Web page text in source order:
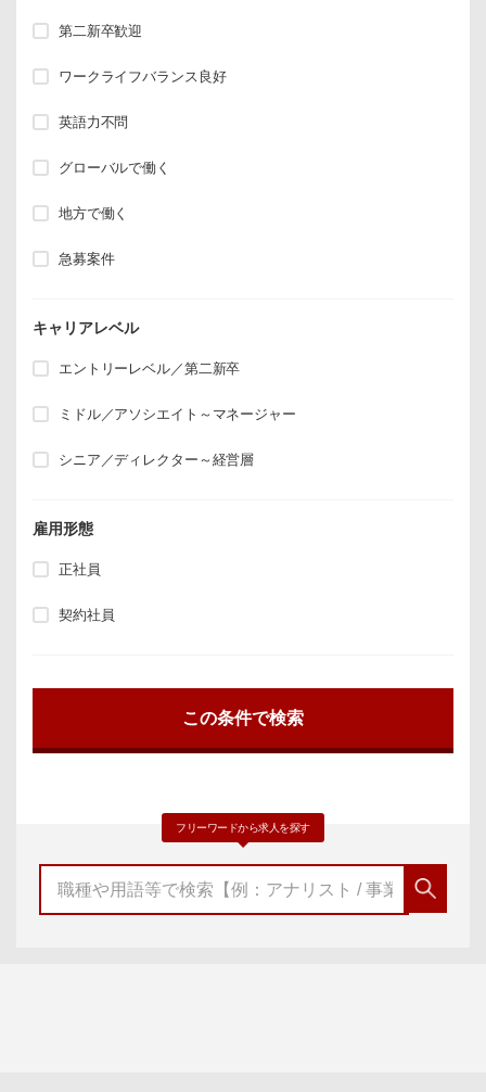
第二新卒歓迎
ワークライフバランス良好
英語力不問
グローバルで働く
地方で働く
急募案件
キャリアレベル
エントリーレベル／第二新卒
ミドル／アソシエイト～マネージャー
シニア／ディレクター～経営層
雇用形態
正社員
契約社員
フリーワードから求人を探す